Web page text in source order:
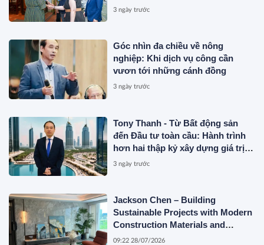
3 ngày trước
Góc nhìn đa chiều về nông
nghiệp: Khi dịch vụ công cần
vươn tới những cánh đồng
3 ngày trước
Tony Thanh - Từ Bất động sản
đến Đầu tư toàn cầu: Hành trình
hơn hai thập kỷ xây dựng giá trị
của một doanh nhân Việt tại Úc
3 ngày trước
Jackson Chen – Building
Sustainable Projects with Modern
Construction Materials and
Innovative Container Solutions
09:22 28/07/2026